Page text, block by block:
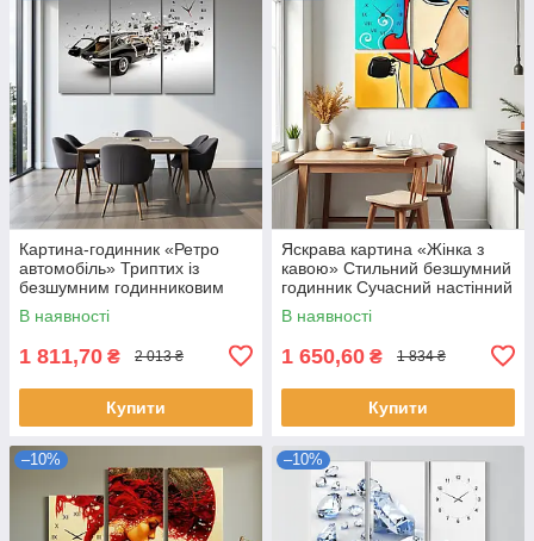
Картина-годинник «Ретро
автомобіль» Триптих із
безшумним годинниковим
механізмом Стильний
настінний декор для чоловіків
В наявності
1 811,70 ₴ 2 013 ₴
Купити
Яскрава картина «Жінка з
кавою» Стильний безшумний
годинник Сучасний настінний
декор для кухні, кафе 60х62
см
В наявності
1 650,60 ₴ 1 834 ₴
Купити
–10% –10%